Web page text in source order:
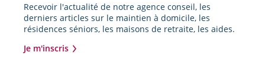
Recevoir l'actualité de notre agence conseil, les
derniers articles sur le maintien à domicile, les
résidences séniors, les maisons de retraite, les aides.
Je m'inscris